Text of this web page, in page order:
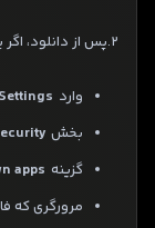
2.پس از دانلود، اگر پیام امنیتی دیدید:
وارد Settings
بخش
گزینه apps
مرورگری که